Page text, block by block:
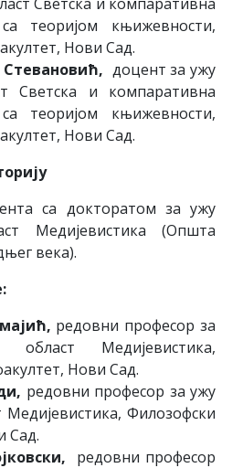
теоријом књижевности,
Нови Сад.
доцент за ужу
Светска и компаративна
теоријом књижевности,
Нови Сад.
са докторатом за ужу
Медијевистика (Општа
века).
редовни професор за
Медијевистика,
Нови Сад.
редовни професор за ужу
Медијевистика, Филозофски
Сад.
редовни професор